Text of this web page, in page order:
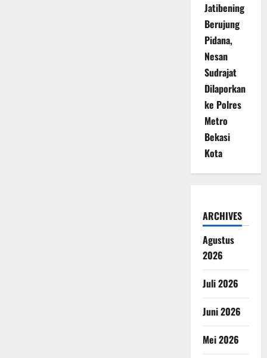
Jatibening
Berujung
Pidana,
Nesan
Sudrajat
Dilaporkan
ke Polres
Metro
Bekasi
Kota
ARCHIVES
Agustus
2026
Juli 2026
Juni 2026
Mei 2026